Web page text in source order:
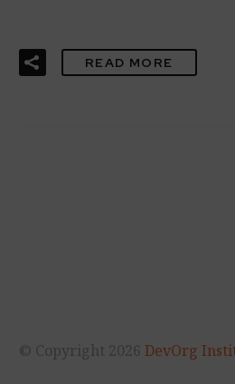
READ MORE
© Copyright 2026 DevOrg